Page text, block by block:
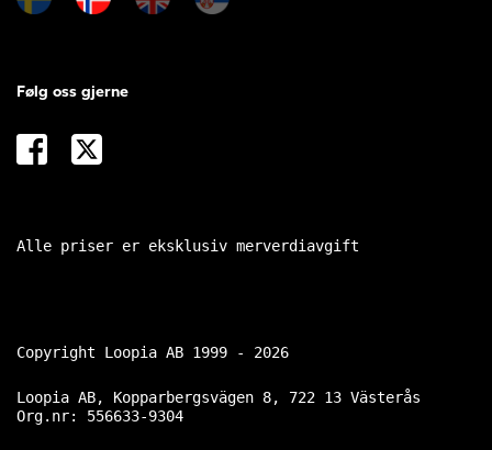
Alle priser er eksklusiv merverdiavgift
Følg oss gjerne
Copyright Loopia AB 1999 - 2026
Loopia AB, Kopparbergsvägen 8, 722 13 Västerås
Org.nr: 556633-9304